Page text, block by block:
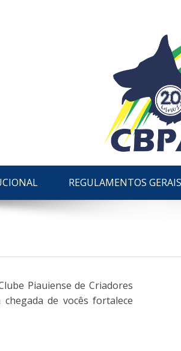
REGULAMENTOS GERAIS
Piauiense de Criadores
de vocês fortalece